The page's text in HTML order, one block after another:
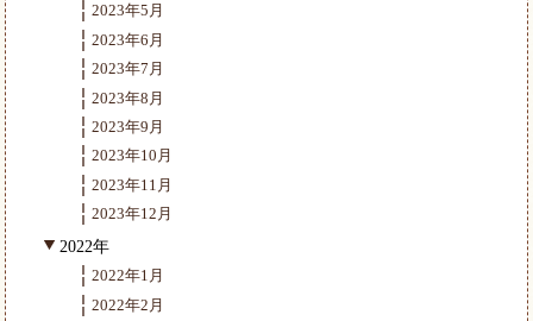
2023年5月
2023年6月
2023年7月
2023年8月
2023年9月
2023年10月
2023年11月
2023年12月
2022年
2022年1月
2022年2月